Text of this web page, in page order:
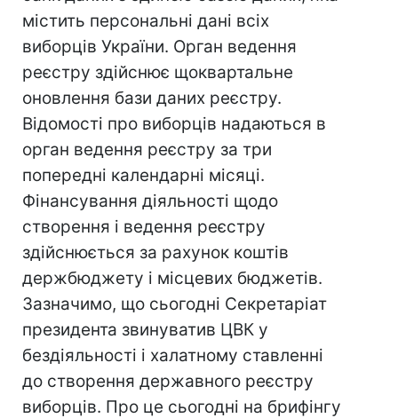
містить персональні дані всіх
виборців України. Орган ведення
реєстру здійснює щоквартальне
оновлення бази даних реєстру.
Відомості про виборців надаються в
орган ведення реєстру за три
попередні календарні місяці.
Фінансування діяльності щодо
створення і ведення реєстру
здійснюється за рахунок коштів
держбюджету і місцевих бюджетів.
Зазначимо, що сьогодні Секретаріат
президента звинуватив ЦВК у
бездіяльності і халатному ставленні
до створення державного реєстру
виборців. Про це сьогодні на брифінгу